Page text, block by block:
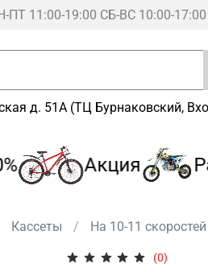
ПТ 11:00-19:00 СБ-ВС 10:00-17:00
д. 51А (ТЦ Бурнаковский,
Акция
Кассеты На 10-11 скоростей
(0)